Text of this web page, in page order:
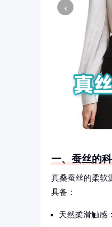
‹
一、蚕丝的
真桑蚕丝的柔软
具备：
天然柔滑触感